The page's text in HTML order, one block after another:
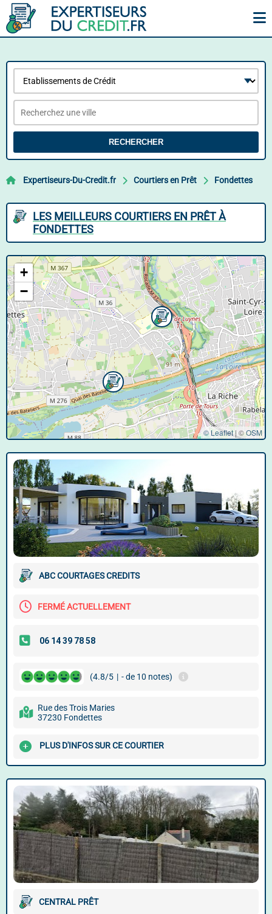
RECHERCHER
Expertiseurs-Du-Credit.fr Courtiers en Prêt Fondettes
LES MEILLEURS COURTIERS EN PRÊT À
FONDETTES
+
−
© Leaflet | ©OSM
ABC COURTAGES CREDITS
FERMÉ ACTUELLEMENT
(4.8/5 | - de 10 notes)
Rue des Trois Maries
37230 Fondettes
PLUS D'INFOS SUR CE COURTIER
CENTRAL PRÊT